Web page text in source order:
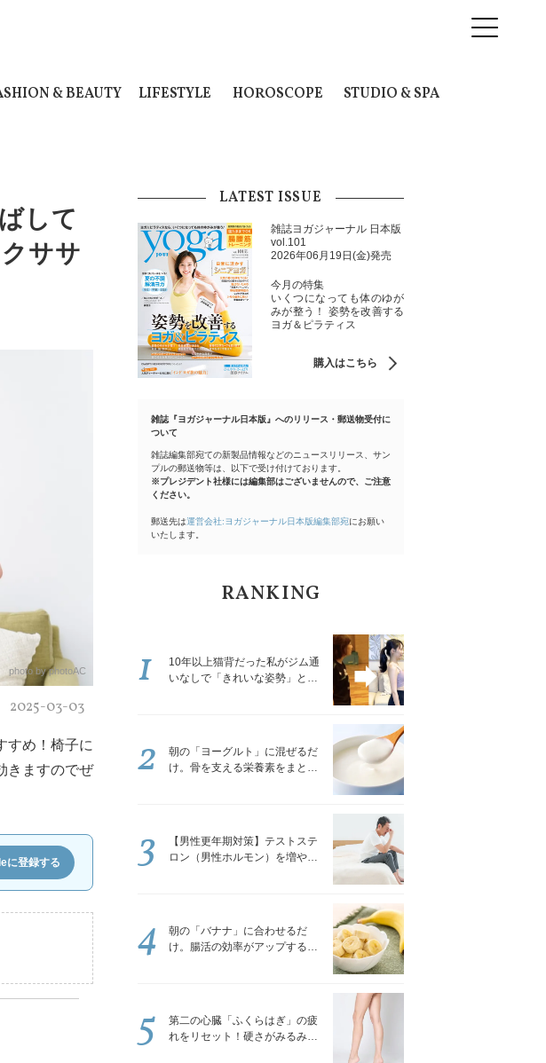
& BEAUTY LIFESTYLE HOROSCOPE STUDIO & SPA
して
ササ
photo by photoAC
2025-03-03
すめ！椅子に
きますのでぜ
に登録する
LATEST ISSUE
雑誌ヨガジャーナル 日本版
vol.101
2026年06月19日(金)発売
今月の特集
いくつになっても体のゆが
みが整う！ 姿勢を改善する
ヨガ＆ピラティス
購入はこちら
雑誌『ヨガジャーナル日本版』へのリリース・郵送物受付に
ついて
雑誌編集部宛ての新製品情報などのニュースリリース、サン
プルの郵送物等は、以下で受け付けております。
※プレジデント社様には編集部はございませんので、ご注意
ください。
郵送先は運営会社:ヨガジャーナル日本版編集部宛にお願い
いたします。
RANKING
10年以上猫背だった私がジム通
いなしで「きれいな姿勢」と褒
1
朝の「ヨーグルト」に混ぜるだ
け。骨を支える栄養素をまとめ
2
【男性更年期対策】テストステ
ロン（男性ホルモン）を増やす
3
朝の「バナナ」に合わせるだ
け。腸活の効率がアップする食
4
第二の心臓「ふくらはぎ」の疲
れをリセット！硬さがみるみる
5